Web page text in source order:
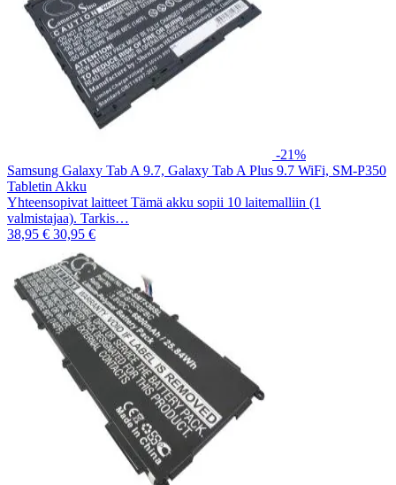
-21%
Samsung Galaxy Tab A 9.7, Galaxy Tab A Plus 9.7 WiFi, SM-P350
Tabletin Akku
Yhteensopivat laitteet Tämä akku sopii 10 laitemalliin (1
valmistajaa). Tarkis…
38,95 € 30,95 €